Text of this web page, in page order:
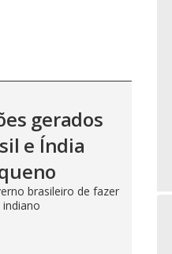
gerados
e Índia
brasileiro de fazer